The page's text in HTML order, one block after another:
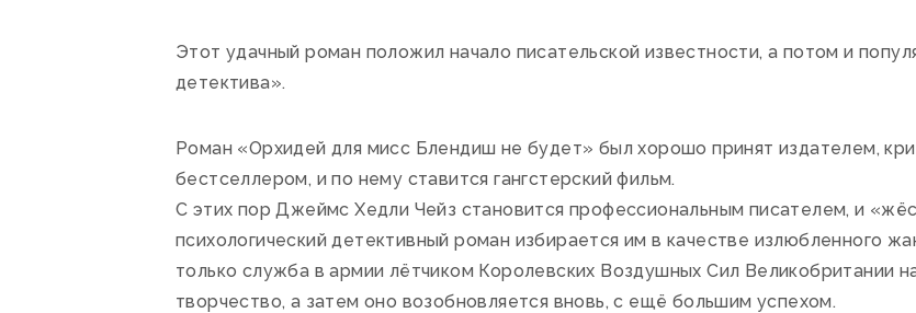
Этот удачный роман положил начало писательской известности, а потом и
детектива».
Роман «Орхидей для мисс Блендиш не будет» был хорошо принят издателем,
бестселлером, и по нему ставится гангстерский фильм.
С этих пор Джеймс Хедли Чейз становится профессиональным писателем, и
психологический детективный роман избирается им в качестве излюбленного
только служба в армии лётчиком Королевских Воздушных Сил Великобритании
творчество, а затем оно возобновляется вновь, с ещё большим успехом.